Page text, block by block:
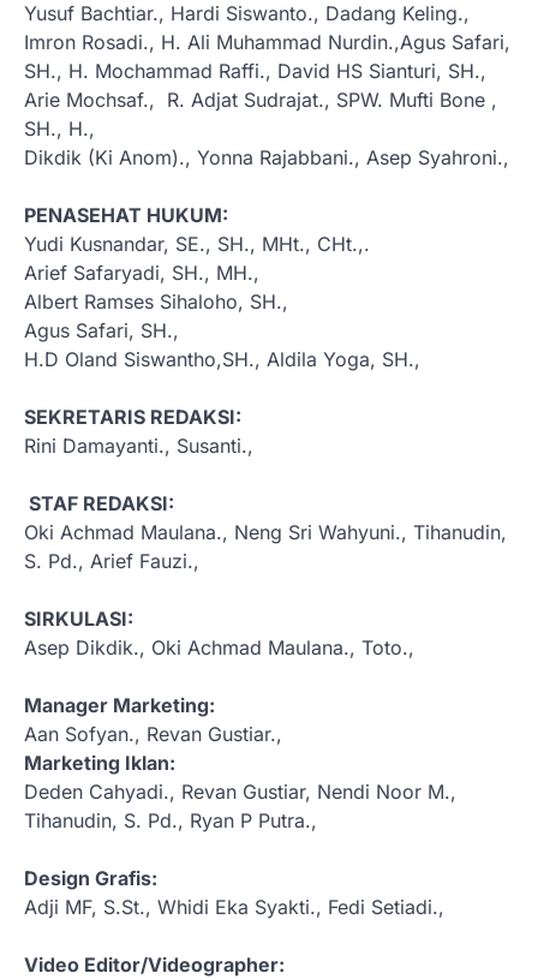
Yusuf Bachtiar., Hardi Siswanto., Dadang Keling.,
Imron Rosadi., H. Ali Muhammad Nurdin.,Agus Safari,
SH., H. Mochammad Raffi., David HS Sianturi, SH.,
Arie Mochsaf., R. Adjat Sudrajat., SPW. Mufti Bone ,
SH., H.,
Dikdik (Ki Anom)., Yonna Rajabbani., Asep Syahroni.,
PENASEHAT HUKUM:
Yudi Kusnandar, SE., SH., MHt., CHt.,.
Arief Safaryadi, SH., MH.,
Albert Ramses Sihaloho, SH.,
Agus Safari, SH.,
H.D Oland Siswantho,SH., Aldila Yoga, SH.,
SEKRETARIS REDAKSI:
Rini Damayanti., Susanti.,
STAF REDAKSI:
Oki Achmad Maulana., Neng Sri Wahyuni., Tihanudin,
S. Pd., Arief Fauzi.,
SIRKULASI:
Asep Dikdik., Oki Achmad Maulana., Toto.,
Manager Marketing:
Aan Sofyan., Revan Gustiar.,
Marketing Iklan:
Deden Cahyadi., Revan Gustiar, Nendi Noor M.,
Tihanudin, S. Pd., Ryan P Putra.,
Design Grafis:
Adji MF, S.St., Whidi Eka Syakti., Fedi Setiadi.,
Video Editor/Videographer: